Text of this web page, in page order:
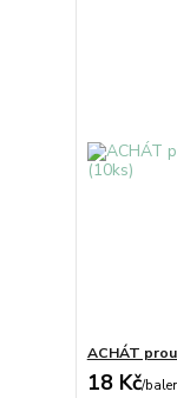
ACHÁT
18 Kč/